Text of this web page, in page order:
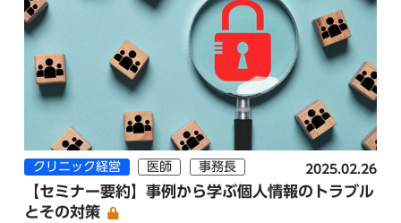
クリニック経営 医師 事務長 2025.02.26
【セミナー要約】事例から学ぶ個人情報のトラブル
とその対策